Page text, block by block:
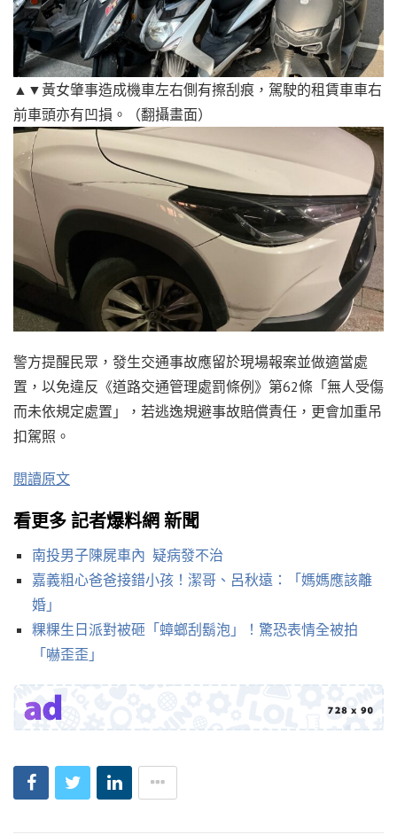
▲▼黃女肇事造成機車左右側有擦刮痕，駕駛的租賃車車右
前車頭亦有凹損。（翻攝畫面）
警方提醒民眾，發生交通事故應留於現場報案並做適當處
置，以免違反《道路交通管理處罰條例》第62條「無人受傷
而未依規定處置」，若逃逸規避事故賠償責任，更會加重吊
扣駕照。
閱讀原文
看更多 記者爆料網 新聞
南投男子陳屍車內 疑病發不治
嘉義粗心爸爸接錯小孩！潔哥、呂秋遠：「媽媽應該離
婚」
粿粿生日派對被砸「蟑螂刮鬍泡」！驚恐表情全被拍
「嚇歪歪」